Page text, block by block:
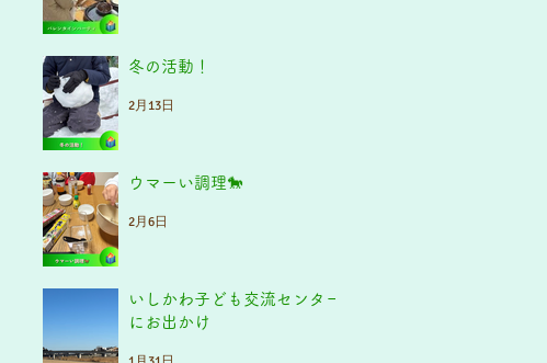
冬の活動！
2月13日
ウマーい調理🐎
2月6日
いしかわ子ども交流センター
にお出かけ